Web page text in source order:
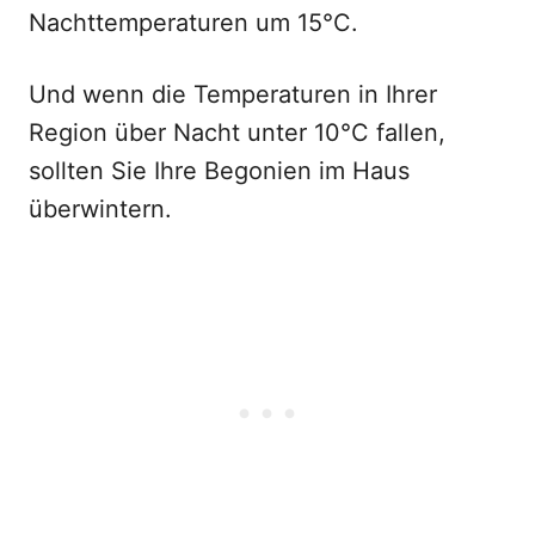
Nachttemperaturen um 15°C.
Und wenn die Temperaturen in Ihrer
Region über Nacht unter 10°C fallen,
sollten Sie Ihre Begonien im Haus
überwintern.